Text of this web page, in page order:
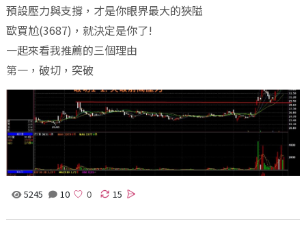
預設壓力與支撐，才是你眼界最大的狹隘
歐買尬(3687)，就決定是你了!
一起來看我推薦的三個理由
第一，破切，突破
5245 10 15